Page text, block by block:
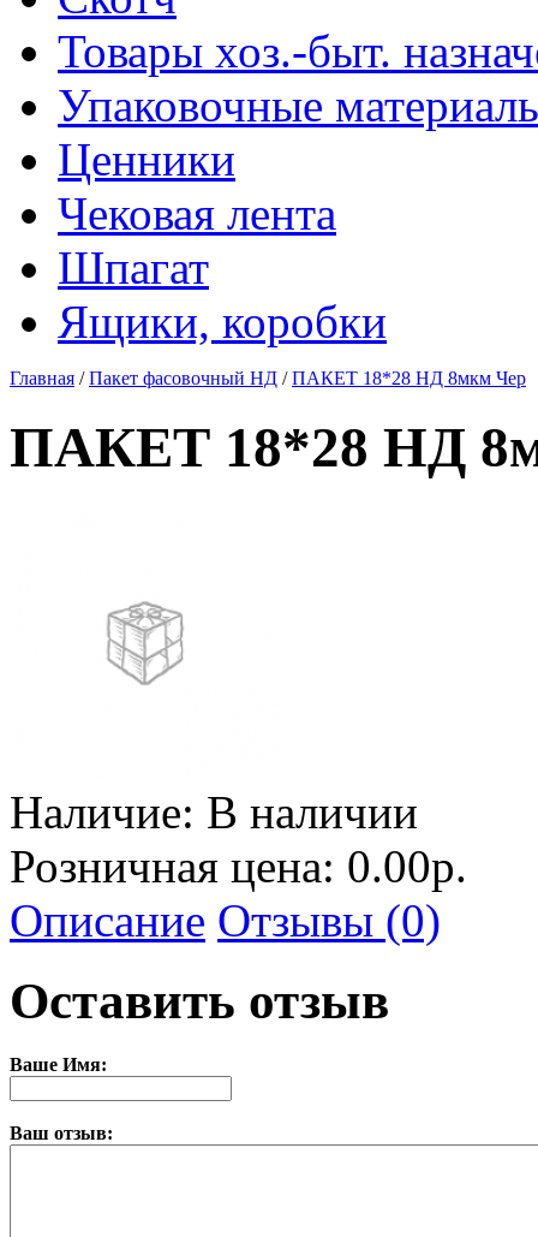
Товары хоз.-быт.
Упаковочные
Ценники
Чековая лента
Шпагат
Ящики, коробки
Главная /Пакет фасовочный НД /ПАКЕТ 18*28 НД 8мкм Чер
ПАКЕТ 18*28 НД
Наличие: В наличии
Розничная цена: 0.00р.
Описание Отзывы (0)
Оставить отзыв
Ваше Имя:
Ваш отзыв: